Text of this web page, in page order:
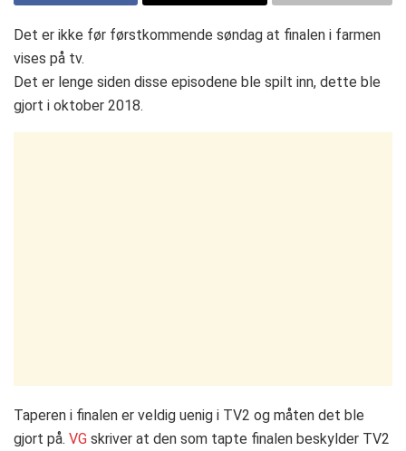
Det er ikke før førstkommende søndag at finalen i farmen
vises på tv.
Det er lenge siden disse episodene ble spilt inn, dette ble
gjort i oktober 2018.
Taperen i finalen er veldig uenig i TV2 og måten det ble
gjort på. VG skriver at den som tapte finalen beskylder TV2